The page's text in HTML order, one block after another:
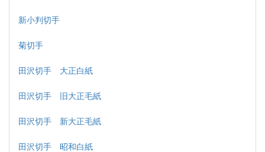
新小判切手
菊切手
田沢切手 大正白紙
田沢切手 旧大正毛紙
田沢切手 新大正毛紙
田沢切手 昭和白紙